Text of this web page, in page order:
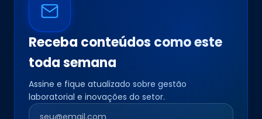
Receba conteúdos como este
toda semana
Assine e fique atualizado sobre gestão
laboratorial e inovações do setor.